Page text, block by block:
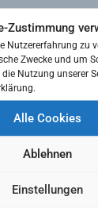
Zustimmung
Nutzererfahrung zu
Zwecke und um
Nutzung unserer
Alle Cookies
Ablehnen
Einstellungen
11. – 17.
MHC-